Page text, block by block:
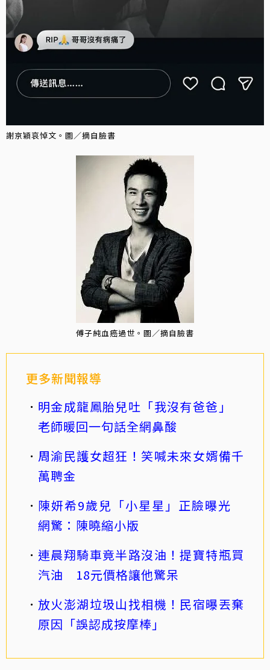
謝京穎哀悼文。圖／摘自臉書
傅子純血癌過世。圖／摘自臉書
更多新聞報導
明金成龍鳳胎兒吐「我沒有爸爸」
老師暖回一句話全網鼻酸
周渝民護女超狂！笑喊未來女婿備千
萬聘金
陳妍希9歲兒「小星星」正臉曝光
網驚：陳曉縮小版
連晨翔騎車竟半路沒油！提寶特瓶買
汽油 18元價格讓他驚呆
放火澎湖垃圾山找相機！民宿曝丟棄
原因「誤認成按摩棒」